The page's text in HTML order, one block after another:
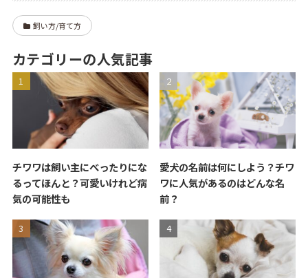
飼い方/育て方
カテゴリーの人気記事
チワワは飼い主にべったりにな
るってほんと？可愛いけれど病
気の可能性も
愛犬の名前は何にしよう？チワ
ワに人気があるのはどんな名
前？